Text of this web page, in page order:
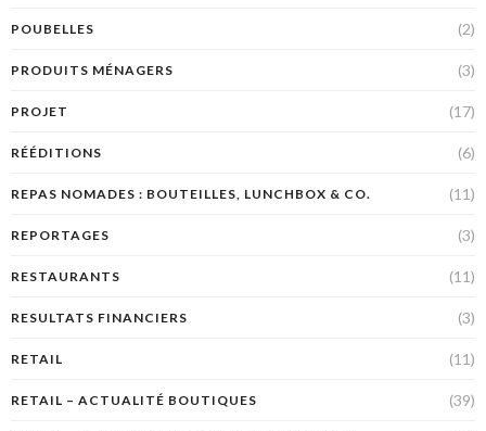
POUBELLES (2)
PRODUITS MÉNAGERS (3)
PROJET (17)
RÉÉDITIONS (6)
REPAS NOMADES : BOUTEILLES, LUNCHBOX & CO. (11)
REPORTAGES (3)
RESTAURANTS (11)
RESULTATS FINANCIERS (3)
RETAIL (11)
RETAIL – ACTUALITÉ BOUTIQUES (39)